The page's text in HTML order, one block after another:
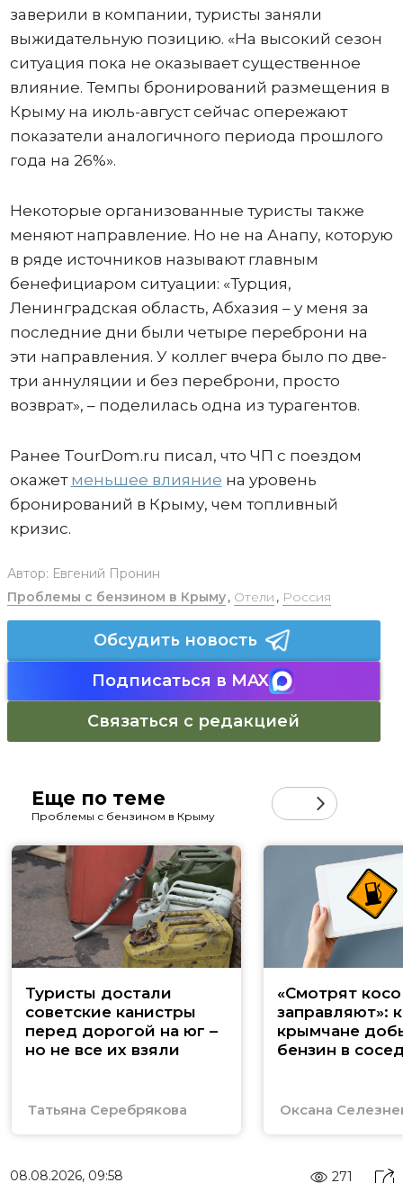
заверили в компании, туристы заняли
выжидательную позицию. «На высокий сезон
ситуация пока не оказывает существенное
влияние. Темпы бронирований размещения в
Крыму на июль-август сейчас опережают
показатели аналогичного периода прошлого
года на 26%».
Некоторые организованные туристы также
меняют направление. Но не на Анапу, которую
в ряде источников называют главным
бенефициаром ситуации: «Турция,
Ленинградская область, Абхазия – у меня за
последние дни были четыре переброни на
эти направления. У коллег вчера было по две-
три аннуляции и без переброни, просто
возврат», – поделилась одна из турагентов.
Ранее TourDom.ru писал, что ЧП с поездом
окажет меньшее влияние на уровень
бронирований в Крыму, чем топливный
кризис.
Автор: Евгений Пронин
Проблемы с бензином в Крыму, Отели , Россия
Обсудить новость
Подписаться в MAX
Связаться с редакцией
Еще по теме
Проблемы с бензином в Крыму
Туристы достали
советские канистры
перед дорогой на юг –
но не все их взяли
Татьяна Серебрякова
«Смотрят
заправляют»:
крымчане
бензин в
Оксана
08.08.2026, 09:58 271